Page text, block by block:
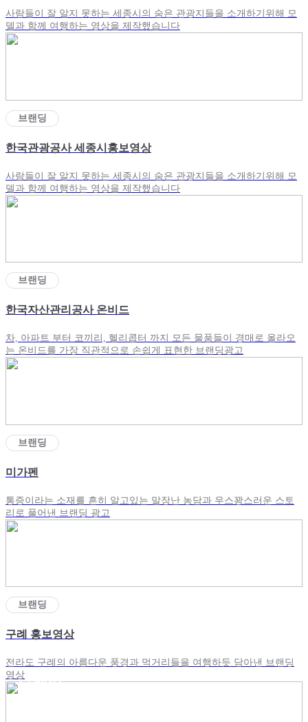
브랜딩
사람들이 잘 알지 못하는 세종시의 숨은 관광지들을 소개하기위해 모
델과 함께 여행하는 영상을 제작했습니다
브랜딩
한국관광공사 세종시홍보영상
사람들이 잘 알지 못하는 세종시의 숨은 관광지들을 소개하기위해 모
델과 함께 여행하는 영상을 제작했습니다
브랜딩
한국자산관리공사 온비드
차, 아파트 부터 코끼리, 헬리콥터 까지 모든 물품들이 경매로 올라오
는 온비드를 가장 직관적으로 손쉽게 표현한 브랜딩광고
브랜딩
미가펜
통증이라는 소재를 흔히 알고있는 말장난 농담과 우스꽝스러운 스토
리로 풀어낸 브랜딩 광고
브랜딩
구례 홍보영상
전라도 구례의 아름다운 풍경과 먹거리들을 여행하듯 담아낸 브랜딩
영상